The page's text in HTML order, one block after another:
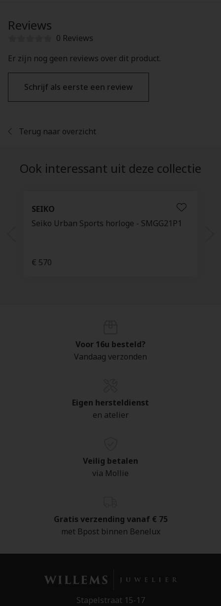
Reviews
0 Reviews
Er zijn nog geen reviews over dit product.
Schrijf als eerste een review
Terug naar overzicht
Ook interessant uit deze collectie
SEIKO
Seiko Urban Sports horloge - SMGG21P1
€ 570
Voor 16u besteld?
Vandaag verzonden
Eigen hersteldienst
en atelier
Veilig betalen
via Mollie
Gratis verzending vanaf € 75
met Bpost binnen Benelux
Stapelstraat 15-17